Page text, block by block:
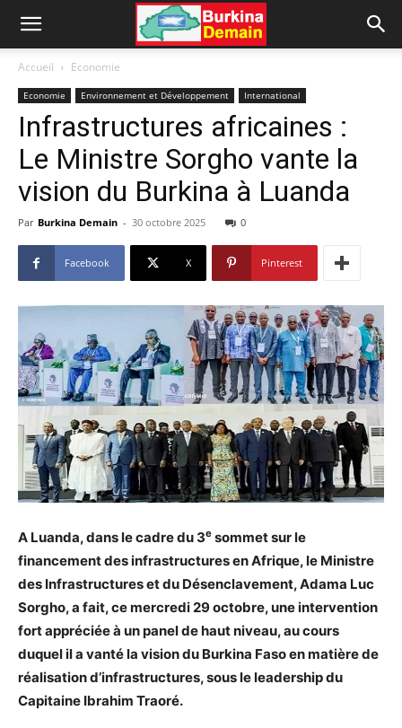
Accueil Economie
Economie Environnement et Développement International
Infrastructures africaines :
Le Ministre Sorgho vante la
vision du Burkina à Luanda
Par Burkina Demain - 30 octobre 2025 0
Facebook X Pinterest
A Luanda, dans le cadre du 3e sommet sur le
financement des infrastructures en Afrique, le Ministre
des Infrastructures et du Désenclavement, Adama Luc
Sorgho, a fait, ce mercredi 29 octobre, une intervention
fort appréciée à un panel de haut niveau, au cours
duquel il a vanté la vision du Burkina Faso en matière de
réalisation d’infrastructures, sous le leadership du
Capitaine Ibrahim Traoré.